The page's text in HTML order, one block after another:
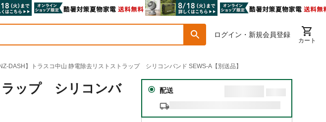
ログイン・新規会員登録
カート
DASH】トラスコ中山 静電除去リストストラップ シリコンバンド SEWS-A【別送品】
ラップ シリコンバ
配送